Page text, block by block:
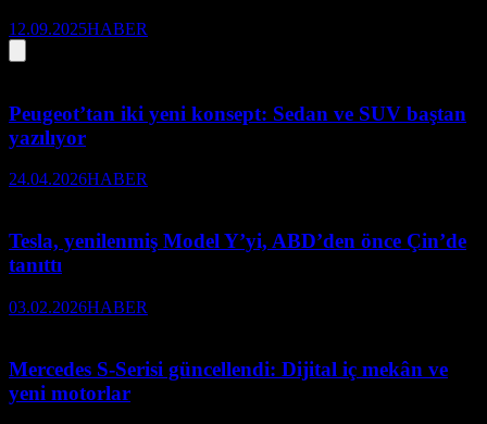
12.09.2025HABER
Peugeot’tan iki yeni konsept: Sedan ve SUV baştan
yazılıyor
24.04.2026HABER
Tesla, yenilenmiş Model Y’yi, ABD’den önce Çin’de
tanıttı
03.02.2026HABER
Mercedes S-Serisi güncellendi: Dijital iç mekân ve
yeni motorlar